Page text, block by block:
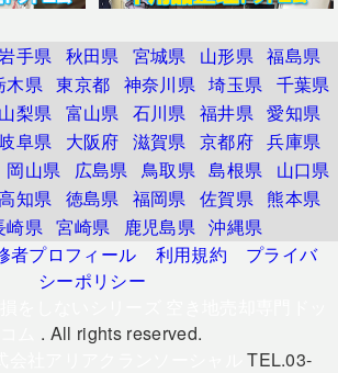
手県 秋田県 宮城県 山形県 福島県
木県 東京都 神奈川県 埼玉県 千葉県
山梨県 富山県 石川県 福井県 愛知県
阜県 大阪府 滋賀県 京都府 兵庫県
岡山県 広島県 鳥取県 島根県
山口県
知県 徳島県 福岡県 佐賀県 熊本県
崎県 宮崎県 鹿児島県 沖縄県
者プロフィール 利用規約
プライバ
シーポリシー
. All rights reserved.
TEL.03-